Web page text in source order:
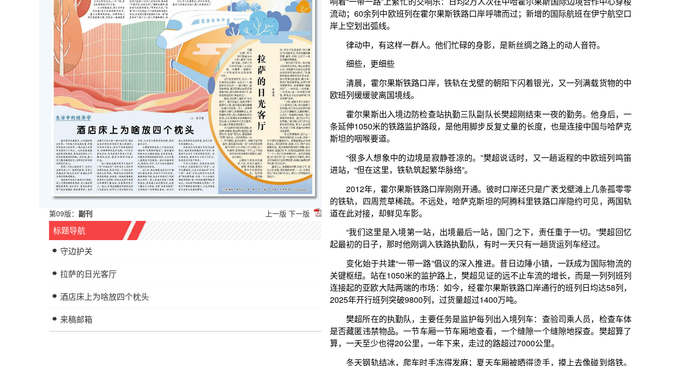
第09版： 副刊 上一版 下一版
标题导航
守边护关
拉萨的日光客厅
酒店床上为啥放四个枕头
来稿邮箱
律动中，有这样一群人。他们忙碌的身影，是新丝绸之路上的动人音符。
细些，更细些
清晨，霍尔果斯铁路口岸，铁轨在戈壁的朝阳下闪着银光，又一列满载货物的中
欧班列缓缓驶离国境线。
霍尔果斯出入境边防检查站执勤三队副队长樊超刚结束一夜的勤务。他身后，一
条延伸1050米的铁路监护路段，是他用脚步反复丈量的长度，也是连接中国与哈萨克
斯坦的咽喉要道。
“很多人想象中的边境是寂静苍凉的。”樊超说话时，又一趟返程的中欧班列鸣笛
进站，“但在这里，铁轨筑起繁华脉络”。
2012年，霍尔果斯铁路口岸刚刚开通。彼时口岸还只是广袤戈壁滩上几条孤零零
的铁轨，四周荒草稀疏。不远处，哈萨克斯坦的阿腾科里铁路口岸隐约可见，两国轨
道在此对接，却鲜见车影。
“我们这里是入境第一站，出境最后一站，国门之下，责任重于一切。”樊超回忆
起最初的日子，那时他刚调入铁路执勤队，有时一天只有一趟货运列车经过。
变化始于共建“一带一路”倡议的深入推进。昔日边陲小镇，一跃成为国际物流的
关键枢纽。站在1050米的监护路上，樊超见证的远不止车流的增长，而是一列列班列
2025年开行班列突破9800列，过货量超过1400万吨。
樊超所在的执勤队，主要任务是监护每列出入境列车：查验司乘人员，检查车体
是否藏匿违禁物品。一节车厢一节车厢地查看，一个缝隙一个缝隙地探查。樊超算了
算，一天至少也得20公里，一年下来，走过的路超过7000公里。
冬天钢轨结冰，爬车时手冻得发麻；夏天车厢被晒得烫手，摸上去像碰到烙铁。
但最考验人的不是极端气候，而是在一遍遍重复中对细节的坚持。“每节车厢都要爬上
去，每个暗角都要用手电照遍。”同样的动作，一天重复几百次。细致入微，对于他们
而言是最重要的事。
更大的变化发生在查验现场。过去，查验一列满载货物的列车需要35分钟到45分
钟。如今，“数字口岸”系统与智能审图技术的应用，边检、海关、铁路的联合查验，
将通关时间压缩至最快十几分钟。